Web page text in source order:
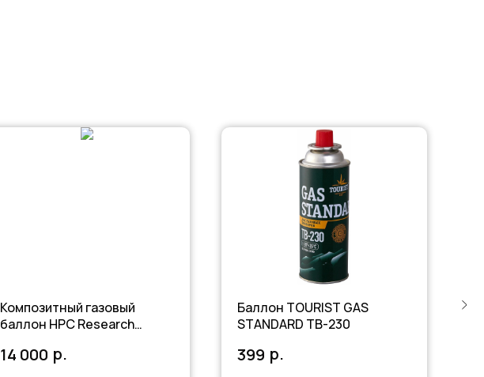
Композитный газовый
баллон HPC Research
14 000 р.
Баллон TOURIST GAS
STANDARD TB-230
399 р.